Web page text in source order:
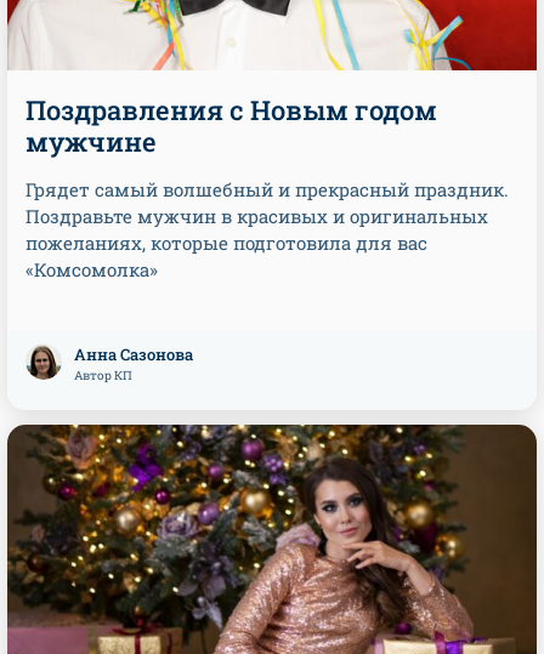
Поздравления с Новым годом
мужчине
Грядет самый волшебный и прекрасный праздник.
Поздравьте мужчин в красивых и оригинальных
пожеланиях, которые подготовила для вас
«Комсомолка»
Анна Сазонова
Автор КП